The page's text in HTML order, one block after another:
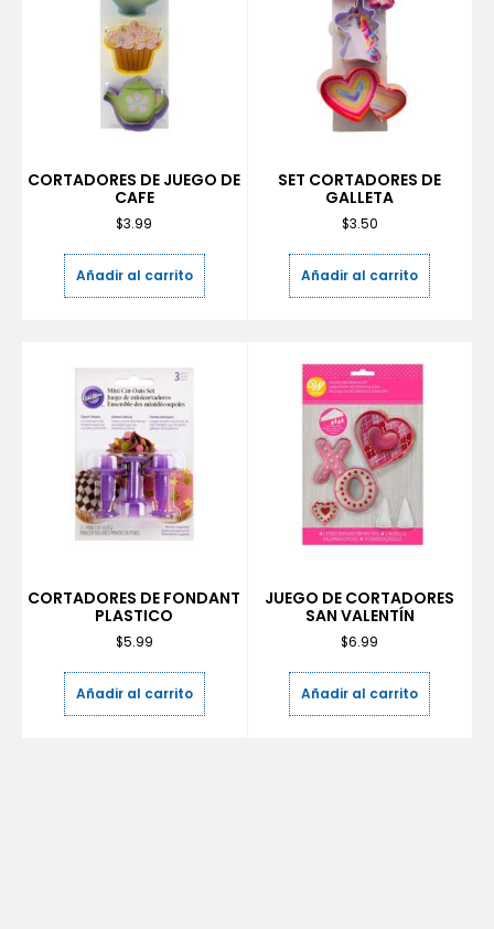
CORTADORES DE JUEGO DE
CAFE
$3.99
Añadir al carrito
SET CORTADORES DE
GALLETA
$3.50
Añadir al carrito
CORTADORES DE FONDANT
PLASTICO
$5.99
Añadir al carrito
JUEGO DE CORTADORES
SAN VALENTÍN
$6.99
Añadir al carrito